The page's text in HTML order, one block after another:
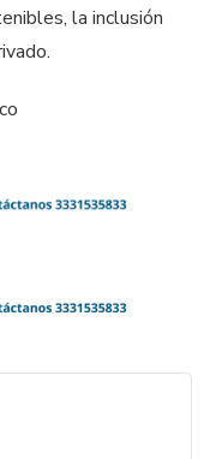
la inclusión